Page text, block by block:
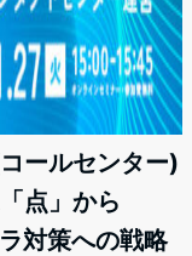
ールセンター)
点」から
対策への戦略